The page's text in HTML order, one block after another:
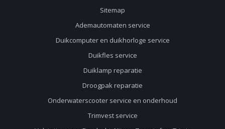
Sitemap
Ademautomaten service
Duikcomputer en duikhorloge service
Duikfles service
Duiklamp reparatie
Droogpak reparatie
Onderwaterscooter service en onderhoud
Trimvest service